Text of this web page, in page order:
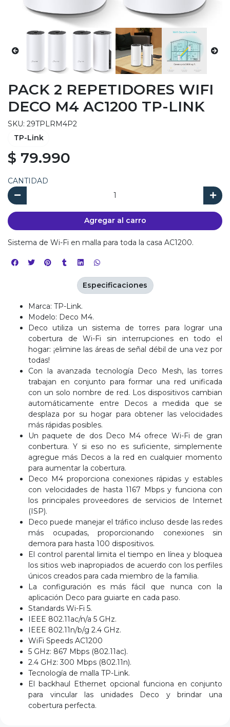
PACK 2 REPETIDORES WIFI
DECO M4 AC1200 TP-LINK
SKU: 29TPLRM4P2
TP-Link
$ 79.990
CANTIDAD
Agregar al carro
Sistema de Wi-Fi en malla para toda la casa AC1200.
Marca: TP-Link.
Modelo: Deco M4.
Deco utiliza un sistema de torres para lograr una
cobertura de Wi-Fi sin interrupciones en todo el
hogar: ¡elimine las áreas de señal débil de una vez por
todas!
Con la avanzada tecnología Deco Mesh, las torres
trabajan en conjunto para formar una red unificada
con un solo nombre de red. Los dispositivos cambian
automáticamente entre Decos a medida que se
desplaza por su hogar para obtener las velocidades
más rápidas posibles.
Un paquete de dos Deco M4 ofrece Wi-Fi de gran
conbertura. Y si eso no es suficiente, simplemente
agregue más Decos a la red en cualquier momento
para aumentar la cobertura.
Deco M4 proporciona conexiones rápidas y estables
con velocidades de hasta 1167 Mbps y funciona con
los principales proveedores de servicios de Internet
(ISP).
Deco puede manejar el tráfico incluso desde las redes
más ocupadas, proporcionando conexiones sin
demora para hasta 100 dispositivos.
El control parental limita el tiempo en línea y bloquea
los sitios web inapropiados de acuerdo con los perfiles
únicos creados para cada miembro de la familia.
La configuración es más fácil que nunca con la
aplicación Deco para guiarte en cada paso.
Standards Wi-Fi 5.
IEEE 802.11ac/n/a 5 GHz.
IEEE 802.11n/b/g 2.4 GHz.
WiFi Speeds AC1200
5 GHz: 867 Mbps (802.11ac).
2.4 GHz: 300 Mbps (802.11n).
Tecnología de malla TP-Link.
El backhaul Ethernet opcional funciona en conjunto
para vincular las unidades Deco y brindar una
cobertura perfecta.
Especificaciones